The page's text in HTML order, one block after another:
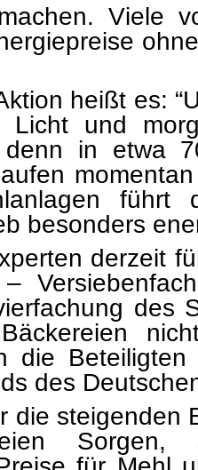
Viele
heißt es:
und
in etwa
führt
besonders
derzeit
des
die
des
die steigenden